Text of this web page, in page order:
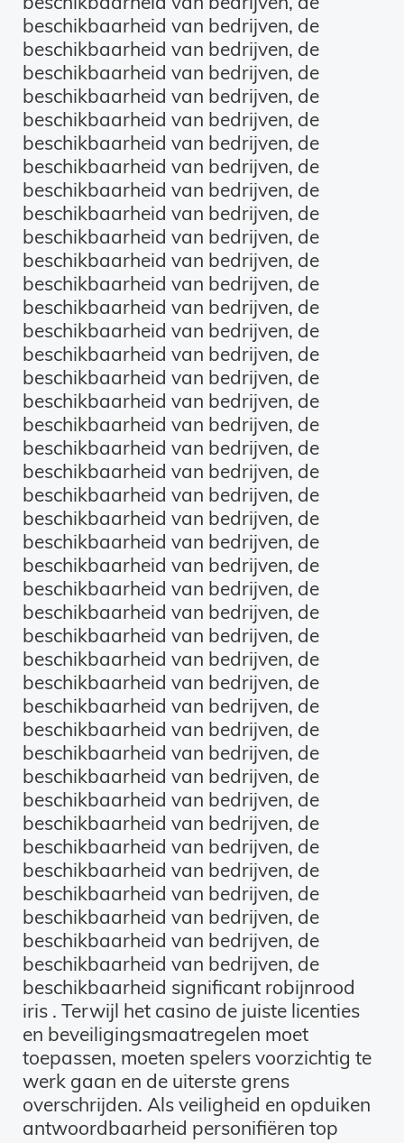
beschikbaarheid van bedrijven, de
beschikbaarheid van bedrijven, de
beschikbaarheid van bedrijven, de
beschikbaarheid van bedrijven, de
beschikbaarheid van bedrijven, de
beschikbaarheid van bedrijven, de
beschikbaarheid van bedrijven, de
beschikbaarheid van bedrijven, de
beschikbaarheid van bedrijven, de
beschikbaarheid van bedrijven, de
beschikbaarheid van bedrijven, de
beschikbaarheid van bedrijven, de
beschikbaarheid van bedrijven, de
beschikbaarheid van bedrijven, de
beschikbaarheid van bedrijven, de
beschikbaarheid van bedrijven, de
beschikbaarheid van bedrijven, de
beschikbaarheid van bedrijven, de
beschikbaarheid van bedrijven, de
beschikbaarheid van bedrijven, de
beschikbaarheid van bedrijven, de
beschikbaarheid van bedrijven, de
beschikbaarheid van bedrijven, de
beschikbaarheid van bedrijven, de
beschikbaarheid van bedrijven, de
beschikbaarheid van bedrijven, de
beschikbaarheid van bedrijven, de
beschikbaarheid van bedrijven, de
beschikbaarheid van bedrijven, de
beschikbaarheid van bedrijven, de
beschikbaarheid van bedrijven, de
beschikbaarheid van bedrijven, de
beschikbaarheid van bedrijven, de
beschikbaarheid van bedrijven, de
beschikbaarheid van bedrijven, de
beschikbaarheid van bedrijven, de
beschikbaarheid van bedrijven, de
beschikbaarheid van bedrijven, de
beschikbaarheid van bedrijven, de
beschikbaarheid van bedrijven, de
beschikbaarheid van bedrijven, de
beschikbaarheid significant robijnrood
iris . Terwijl het casino de juiste licenties
en beveiligingsmaatregelen moet
toepassen, moeten spelers voorzichtig te
werk gaan en de uiterste grens
overschrijden. Als veiligheid en opduiken
antwoordbaarheid personifiëren top